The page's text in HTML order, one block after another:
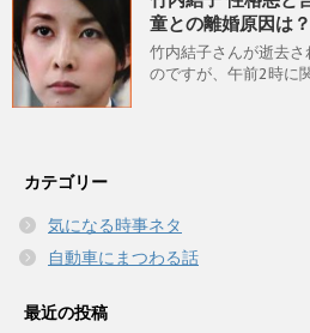
童との離婚原因は？
竹内結子さんが逝去
のですが、午前2時に
カテゴリー
気になる時事ネタ
自動車にまつわる話
最近の投稿